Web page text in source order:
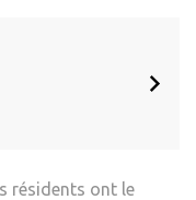
résidents ont le